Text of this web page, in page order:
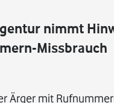
nimmt
Missbrauch
Ärger mit